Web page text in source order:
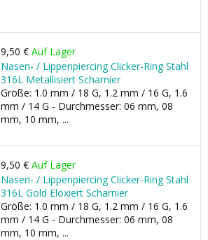
9,50 € Auf Lager
Nasen- / Lippenpiercing Clicker-Ring Stahl
316L Metallisiert Scharnier
Größe: 1.0 mm / 18 G, 1.2 mm / 16 G, 1.6
mm / 14 G - Durchmesser: 06 mm, 08
mm, 10 mm, ...
9,50 € Auf Lager
Nasen- / Lippenpiercing Clicker-Ring Stahl
316L Gold Eloxiert Scharnier
Größe: 1.0 mm / 18 G, 1.2 mm / 16 G, 1.6
mm / 14 G - Durchmesser: 06 mm, 08
mm, 10 mm, ...